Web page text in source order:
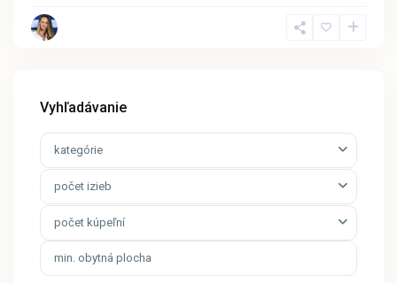
Vyhľadávanie
kategórie
počet izieb
počet kúpeľní